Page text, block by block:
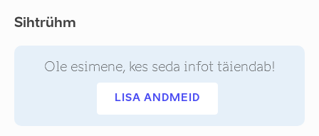
Sihtrühm
Ole esimene, kes seda infot täiendab!
LISA ANDMEID